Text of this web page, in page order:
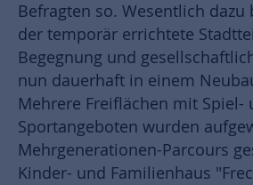
Befragten so. Wesentlich dazu
der temporär errichtete
Begegnung und
nun dauerhaft in einem
Mehrere Freiflächen mit Spiel-
Sportangeboten wurden
Mehrgenerationen-Parcours
Kinder- und Familienhaus